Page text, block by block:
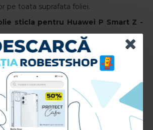
pe toata suprafata foliei.
sticla pentru Huawei P Smart Z -
P Smart Z